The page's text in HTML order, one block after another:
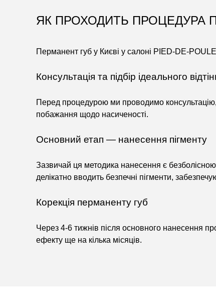
ЯК ПРОХОДИТЬ ПРОЦЕДУРА
Перманент губ у Києві у салоні PIED-DE-
Консультація та підбір ідеального
Перед процедурою ми проводимо консультацію,
побажання щодо насиченості.
Основний етап — нанесення пігменту
Зазвичай ця методика нанесення є
делікатно вводить безпечні пігменти,
Корекція перманенту губ
Через 4-6 тижнів після основного нанесення
ефекту ще на кілька місяців.